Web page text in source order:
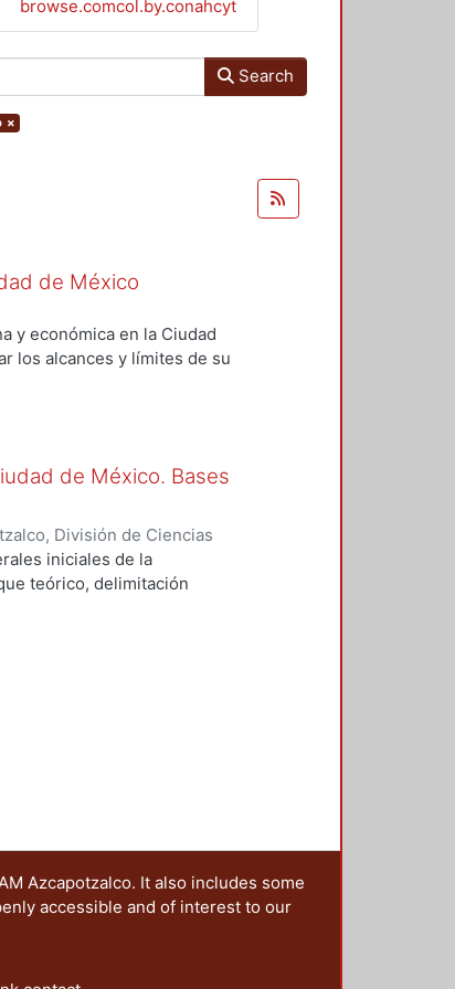
browse.comcol.by.conahcyt
Search
×
de México
y económica en la Ciudad
los alcances y límites de su
en el cuarto, se
y, en el quinto,
territoriales. Desarrollo
de México. Bases
División de Ciencias
2013-12)Ejea Mendoza,
iniciales de la
teórico, delimitación
Azcapotzalco. It also includes some
accessible and of interest to our